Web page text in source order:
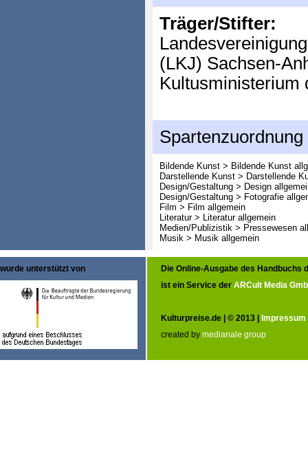
Träger/Stifter:
(LKJ) Sachsen-
Kultusministerium
Spartenzuordnung
Bildende Kunst > Bildende Kunst
Darstellende Kunst > Darstellende
Design/Gestaltung > Design
Design/Gestaltung > Fotografie
Film > Film allgemein
Literatur > Literatur allgemein
Medien/Publizistik > Pressewesen
Musik > Musik allgemein
wurde unterstützt von
Die Online-Ausgabe des Handbuchs
ist ein Service der ARCult Media
Kulturpreise.de | © 2013 | Impressum
created by medianale group